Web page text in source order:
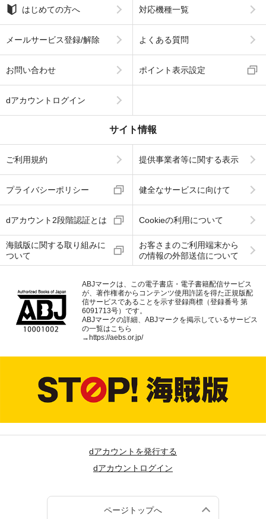
はじめての方へ 対応機種一覧
メールサービス登録/解除 よくある質問
お問い合わせ ポイント表示設定
dアカウントログイン
サイト情報
ご利用規約 提供事業者等に関する表示
プライバシーポリシー 健全なサービスに向けて
dアカウント2段階認証とは Cookieの利用について
海賊版に関する取り組みに
ついて
お客さまのご利用端末から
の情報の外部送信について
ABJマークは、この電子書店・電子書籍配信サービス
が、著作権者からコンテンツ使用許諾を得た正規版配
信サービスであることを示す登録商標（登録番号 第
6091713号）です。
ABJマークの詳細、ABJマークを掲示しているサービス
の一覧はこちら
→https://aebs.or.jp/
dアカウントを発行する
dアカウントログイン
ページトップへ